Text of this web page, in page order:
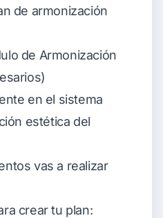
de armonización
de Armonización
en el sistema
estética del
vas a realizar
crear tu plan: